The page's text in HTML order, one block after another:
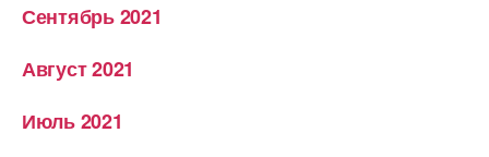
Сентябрь 2021
Август 2021
Июль 2021